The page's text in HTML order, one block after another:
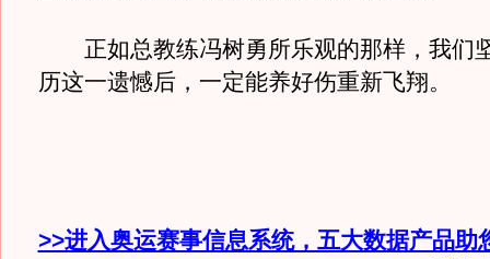
正如总教练冯树勇所乐观的那样，我们
历这一遗憾后，一定能养好伤重新飞翔。
>>进入奥运赛事信息系统，五大数据产品助